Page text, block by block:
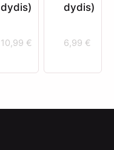
dydis)
10,99 €
dydis)
6,99 €